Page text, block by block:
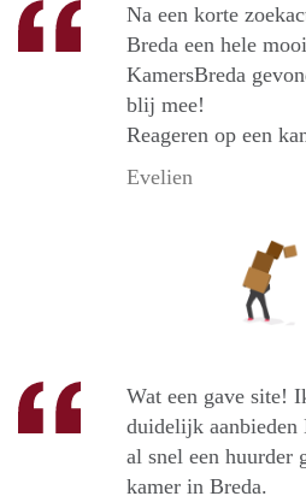
Na een korte
Breda een hele
KamersBreda
blij mee!
Reageren op een
Evelien
Wat een gave site!
duidelijk aanbieden
al snel een huurder
kamer in Breda.